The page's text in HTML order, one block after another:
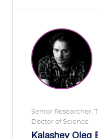
Senior Researcher,
Doctor of Science
Kalashev Oleg